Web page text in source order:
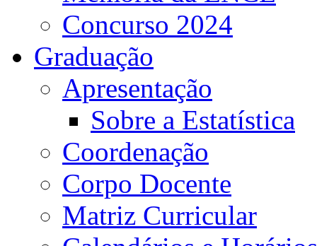
Concurso 2024
Graduação
Apresentação
Sobre a Estatística
Coordenação
Corpo Docente
Matriz Curricular